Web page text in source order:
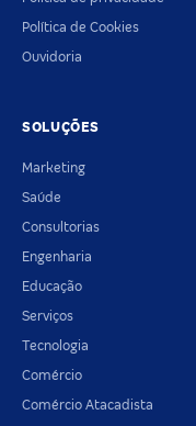
Política de Cookies
Ouvidoria
SOLUÇÕES
Marketing
Saúde
Consultorias
Engenharia
Educação
Serviços
Tecnologia
Comércio
Comércio Atacadista